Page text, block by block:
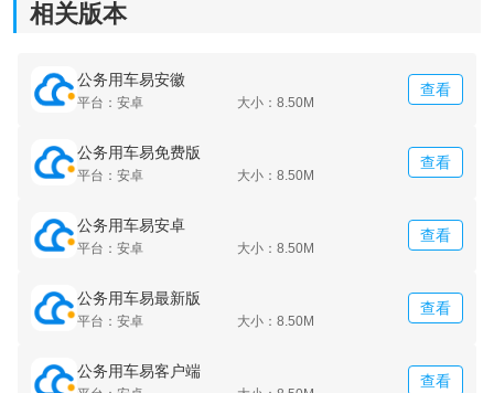
相关版本
公务用车易安徽
平台：安卓 大小：8.50M
查看
公务用车易免费版
平台：安卓 大小：8.50M
查看
公务用车易安卓
平台：安卓 大小：8.50M
查看
公务用车易最新版
平台：安卓 大小：8.50M
查看
公务用车易客户端
查看